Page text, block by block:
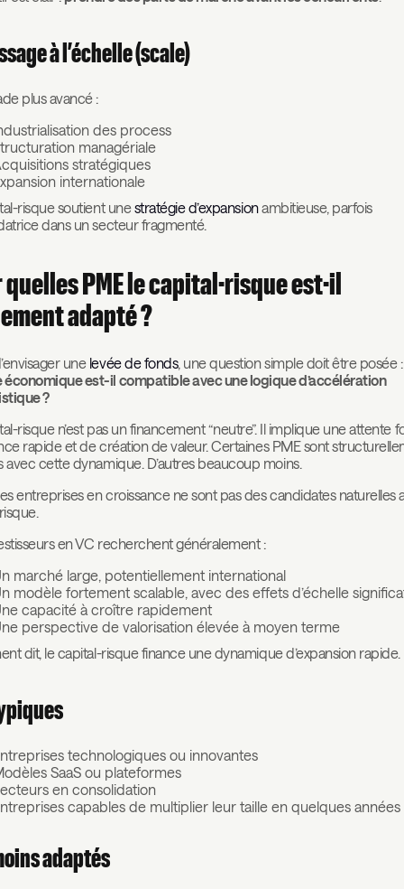
à l’échelle (scale)
plus avancé :
des process
managériale
stratégiques
internationale
risque soutient unestratégie d’expansionambitieuse, parfois
dans un secteur fragmenté.
PME le capital-risque est-il
adapté ?
une levée de fonds, une question simple doit être posée
économique est-il compatible avec une logique d’accélération
?
risque n’est pas un financement “neutre”. Il implique une attente
rapide et de création de valeur. Certaines PME sont
avec cette dynamique. D’autres beaucoup moins.
entreprises en croissance ne sont pas des candidates naturelles
en VC recherchent généralement :
marché large, potentiellement international
modèle fortement scalable, avec des effets d’échelle
capacité à croître rapidement
perspective de valorisation élevée à moyen terme
dit, le capital-risque finance une dynamique d’expansion rapide.
technologiques ou innovantes
SaaS ou plateformes
en consolidation
capables de multiplier leur taille en quelques années
adaptés